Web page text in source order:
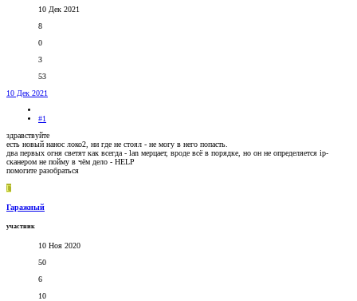
10 Дек 2021
8
0
3
53
10 Дек 2021
#1
здравствуйте
есть новый нанос локо2, ни где не стоял - не могу в него попасть.
два первых огня светят как всегда - lan мерцает, вроде всё в порядке, но он не определяется ip-
сканером не пойму в чём дело - HELP
помогите разобраться
Г
Гаражный
участник
10 Ноя 2020
50
6
10